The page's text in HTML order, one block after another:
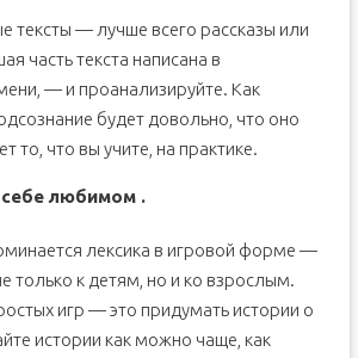
тексты — лучше всего рассказы или
часть текста написана в
— и проанализируйте. Как
будет довольно, что оно
то, что вы учите, на практике.
себе любимом .
лексика в игровой форме —
только к детям, но и ко взрослым.
игр — это придумать истории о
истории как можно чаще, как